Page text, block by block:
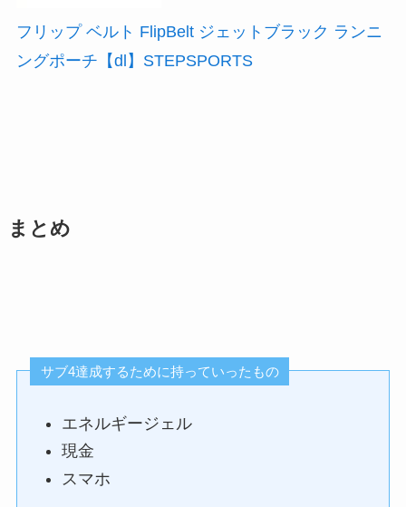
フリップ ベルト FlipBelt ジェットブラック ランニ
ングポーチ【dl】STEPSPORTS
まとめ
サブ4達成するために持っていったもの
エネルギージェル
現金
スマホ